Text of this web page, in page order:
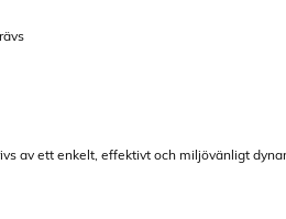
av ett enkelt, effektivt och miljövänligt